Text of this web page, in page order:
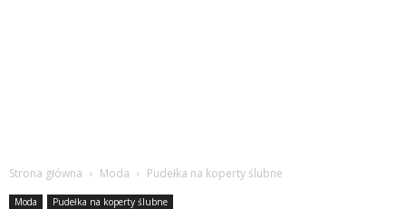
Strona główna Moda Pudełka na koperty ślubne
Moda Pudełka na koperty ślubne